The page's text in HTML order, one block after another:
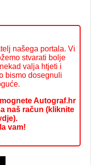
našega portala. Vi
stvarati bolje
valja htjeti i
bismo dosegnuli
Autograf.hr
naš račun (kliknite
vam!